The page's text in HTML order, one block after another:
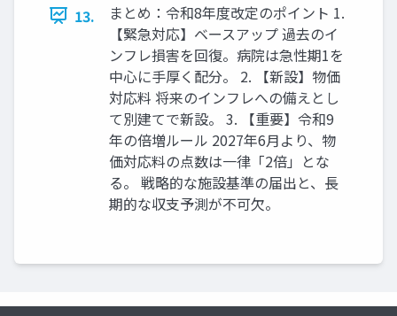
13.
まとめ：令和8年度改定のポイント 1.
【緊急対応】ベースアップ 過去のイ
ンフレ損害を回復。病院は急性期1を
中心に手厚く配分。 2. 【新設】物価
対応料 将来のインフレへの備えとし
て別建てで新設。 3. 【重要】令和9
年の倍増ルール 2027年6月より、物
価対応料の点数は一律「2倍」とな
る。 戦略的な施設基準の届出と、長
期的な収支予測が不可欠。